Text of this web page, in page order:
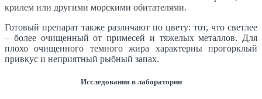
крилем или другими морскими обитателями.
Готовый препарат также различают по цвету: тот, что светлее
– более очищенный от примесей и тяжелых металлов. Для
плохо очищенного темного жира характерны прогорклый
привкус и неприятный рыбный запах.
Исследования в лаборатории